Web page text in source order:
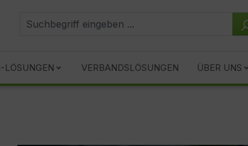
LÖSUNGEN VERBANDSLÖSUNGEN ÜBER UNS